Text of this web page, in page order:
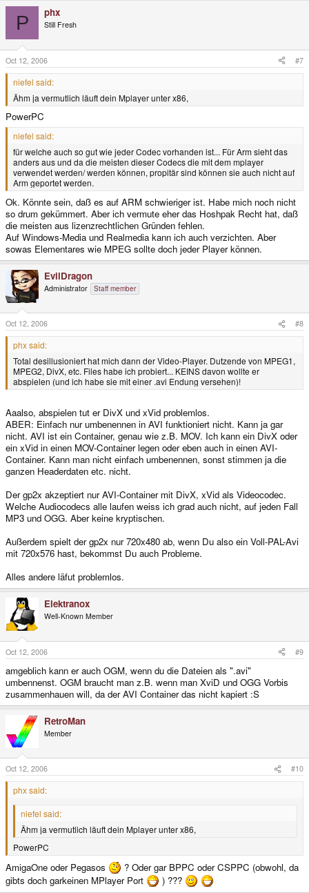
P phx
Still Fresh
Oct 12, 2006 #7
niefel said:
Ähm ja vermutlich läuft dein Mplayer unter x86,
PowerPC
niefel said:
für welche auch so gut wie jeder Codec vorhanden ist... Für Arm sieht das
anders aus und da die meisten dieser Codecs die mit dem mplayer
verwendet werden/ werden können, propitär sind können sie auch nicht auf
Arm geportet werden.
Ok. Könnte sein, daß es auf ARM schwieriger ist. Habe mich noch nicht
so drum gekümmert. Aber ich vermute eher das Hoshpak Recht hat, daß
die meisten aus lizenzrechtlichen Gründen fehlen.
Auf Windows-Media und Realmedia kann ich auch verzichten. Aber
sowas Elementares wie MPEG sollte doch jeder Player können.
EvilDragon
Administrator Staff member
Oct 12, 2006 #8
phx said:
Total desillusioniert hat mich dann der Video-Player. Dutzende von MPEG1,
MPEG2, DivX, etc. Files habe ich probiert... KEINS davon wollte er
abspielen (und ich habe sie mit einer .avi Endung versehen)!
Aaalso, abspielen tut er DivX und xVid problemlos.
ABER: Einfach nur umbenennen in AVI funktioniert nicht. Kann ja gar
nicht. AVI ist ein Container, genau wie z.B. MOV. Ich kann ein DivX oder
ein xVid in einen MOV-Container legen oder eben auch in einen AVI-
Container. Kann man nicht einfach umbenennen, sonst stimmen ja die
ganzen Headerdaten etc. nicht.
Der gp2x akzeptiert nur AVI-Container mit DivX, xVid als Videocodec.
Welche Audiocodecs alle laufen weiss ich grad auch nicht, auf jeden Fall
MP3 und OGG. Aber keine kryptischen.
Außerdem spielt der gp2x nur 720x480 ab, wenn Du also ein Voll-PAL-Avi
mit 720x576 hast, bekommst Du auch Probleme.
Alles andere läfut problemlos.
Elektranox
Well-Known Member
Oct 12, 2006 #9
amgeblich kann er auch OGM, wenn du die Dateien als ".avi"
umbennenst. OGM braucht man z.B. wenn man XviD und OGG Vorbis
zusammenhauen will, da der AVI Container das nicht kapiert :S
RetroMan
Member
Oct 12, 2006 #10
phx said:
niefel said:
Ähm ja vermutlich läuft dein Mplayer unter x86,
PowerPC
AmigaOne oder Pegasos
? Oder gar BPPC oder CSPPC (obwohl, da
gibts doch garkeinen MPlayer Port
) ???